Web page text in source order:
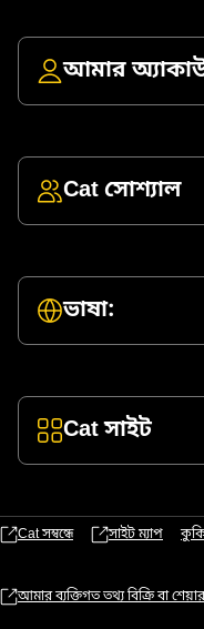
আমার
Cat সোশ্যাল
ভাষা:
Cat সাইট
Cat সম্বন্ধে সাইট ম্যাপ
আমার ব্যক্তিগত তথ্য বিক্রি বা